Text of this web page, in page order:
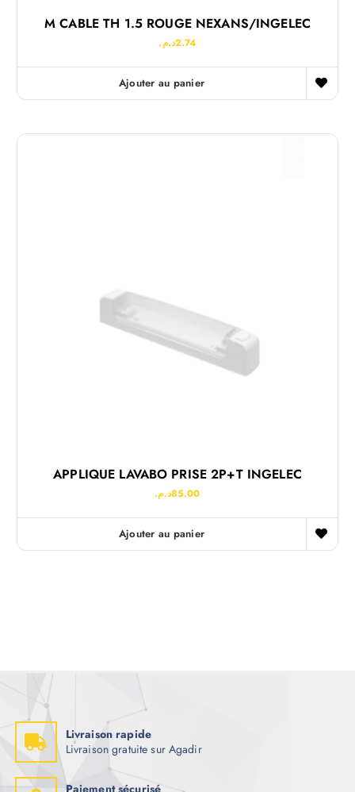
M CABLE TH 1.5 ROUGE NEXANS/INGELEC
2.74د.م.
Ajouter au panier
APPLIQUE LAVABO PRISE 2P+T INGELEC
85.00د.م.
Ajouter au panier
Livraison rapide
Livraison gratuite sur Agadir